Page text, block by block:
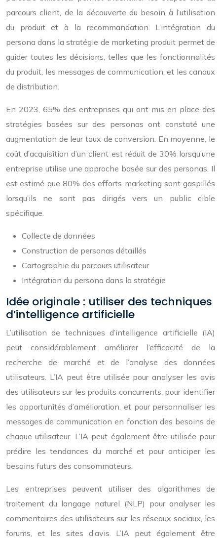
parcours client, de la découverte du besoin à l’utilisation
du produit et à la recommandation. L’intégration du
persona dans la stratégie de marketing produit permet de
guider toutes les décisions, telles que les fonctionnalités
du produit, les messages de communication, et les canaux
de distribution.
En 2023, 65% des entreprises qui ont mis en place des
stratégies basées sur des personas ont constaté une
augmentation de leur taux de conversion. En moyenne, le
coût d’acquisition d’un client est réduit de 30% lorsqu’une
entreprise utilise une approche basée sur des personas. Il
est estimé que 80% des efforts marketing sont gaspillés
lorsqu’ils ne sont pas dirigés vers un public cible
spécifique.
Collecte de données
Construction de personas détaillés
Cartographie du parcours utilisateur
Intégration du persona dans la stratégie
Idée originale : utiliser des techniques
d’intelligence artificielle
L’utilisation de techniques d’intelligence artificielle (IA)
peut considérablement améliorer l’efficacité de la
recherche de marché et de l’analyse des données
utilisateurs. L’IA peut être utilisée pour analyser les avis
des utilisateurs sur les produits concurrents, pour identifier
les opportunités d’amélioration, et pour personnaliser les
messages de communication en fonction des besoins de
chaque utilisateur. L’IA peut également être utilisée pour
prédire les tendances du marché et pour anticiper les
besoins futurs des consommateurs.
Les entreprises peuvent utiliser des algorithmes de
traitement du langage naturel (NLP) pour analyser les
commentaires des utilisateurs sur les réseaux sociaux, les
forums, et les sites d’avis. L’IA peut également être